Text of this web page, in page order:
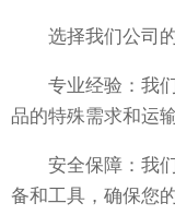
选择我们公司的
专业经验：我们
品的特殊需求和运
安全保障：我们
备和工具，确保您